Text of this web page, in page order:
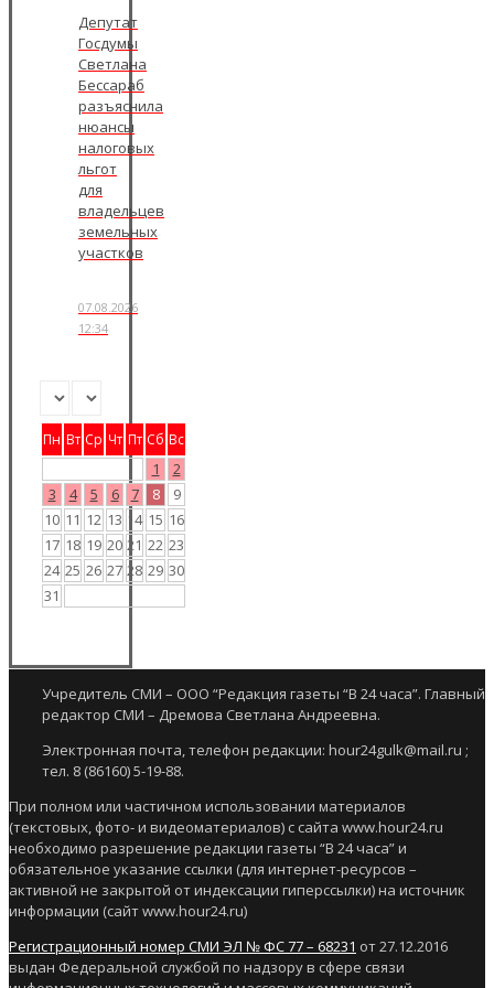
Депутат
Госдумы
Светлана
Бессараб
разъяснила
нюансы
налоговых
льгот
для
владельцев
земельных
участков
07.08.2026
12:34
Пн Вт Ср Чт Пт Сб Вс
1
2
3
4 5 6 7 8
9
10 11 12 13 14 15 16
17 18 19 20 21 22 23
24 25 26 27 28 29 30
31
Учредитель СМИ – ООО “Редакция газеты “В 24 часа”. Главный
редактор СМИ – Дремова Светлана Андреевна.
Электронная почта, телефон редакции: hour24gulk@mail.ru ;
тел. 8 (86160) 5-19-88.
При полном или частичном использовании материалов
(текстовых, фото- и видеоматериалов) с сайта www.hour24.ru
необходимо разрешение редакции газеты “В 24 часа” и
обязательное указание ссылки (для интернет-ресурсов –
активной не закрытой от индексации гиперссылки) на источник
информации (сайт www.hour24.ru)
Регистрационный номер СМИ ЭЛ № ФС 77 – 68231 от 27.12.2016
выдан Федеральной службой по надзору в сфере связи